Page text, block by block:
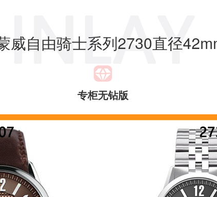
威自由骑士系列2730直径
专柜无钻版